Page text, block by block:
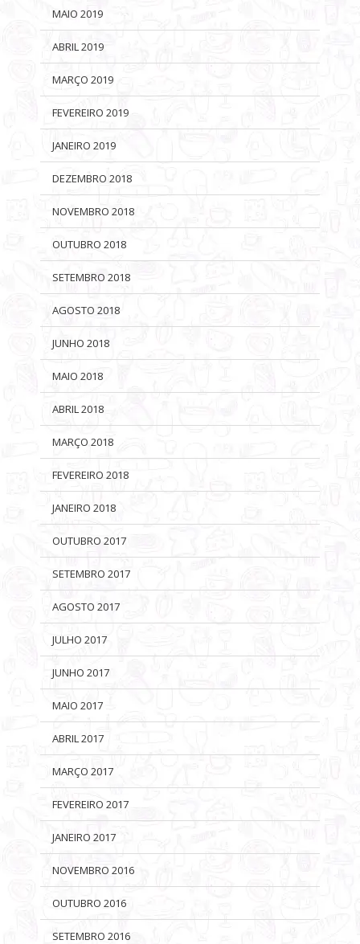
MAIO 2019
ABRIL 2019
MARÇO 2019
FEVEREIRO 2019
JANEIRO 2019
DEZEMBRO 2018
NOVEMBRO 2018
OUTUBRO 2018
SETEMBRO 2018
AGOSTO 2018
JUNHO 2018
MAIO 2018
ABRIL 2018
MARÇO 2018
FEVEREIRO 2018
JANEIRO 2018
OUTUBRO 2017
SETEMBRO 2017
AGOSTO 2017
JULHO 2017
JUNHO 2017
MAIO 2017
ABRIL 2017
MARÇO 2017
FEVEREIRO 2017
JANEIRO 2017
NOVEMBRO 2016
OUTUBRO 2016
SETEMBRO 2016